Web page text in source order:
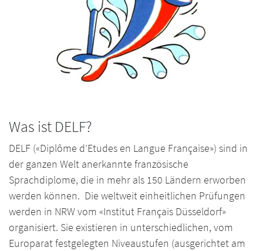
Was ist DELF?
DELF («Diplôme d’Etudes en Langue Française») sind in
der ganzen Welt anerkannte französische
Sprachdiplome, die in mehr als 150 Ländern erworben
werden können. Die weltweit einheitlichen Prüfungen
werden in NRW vom «Institut Français Düsseldorf»
organisiert. Sie existieren in unterschiedlichen, vom
Europarat festgelegten Niveaustufen (ausgerichtet am